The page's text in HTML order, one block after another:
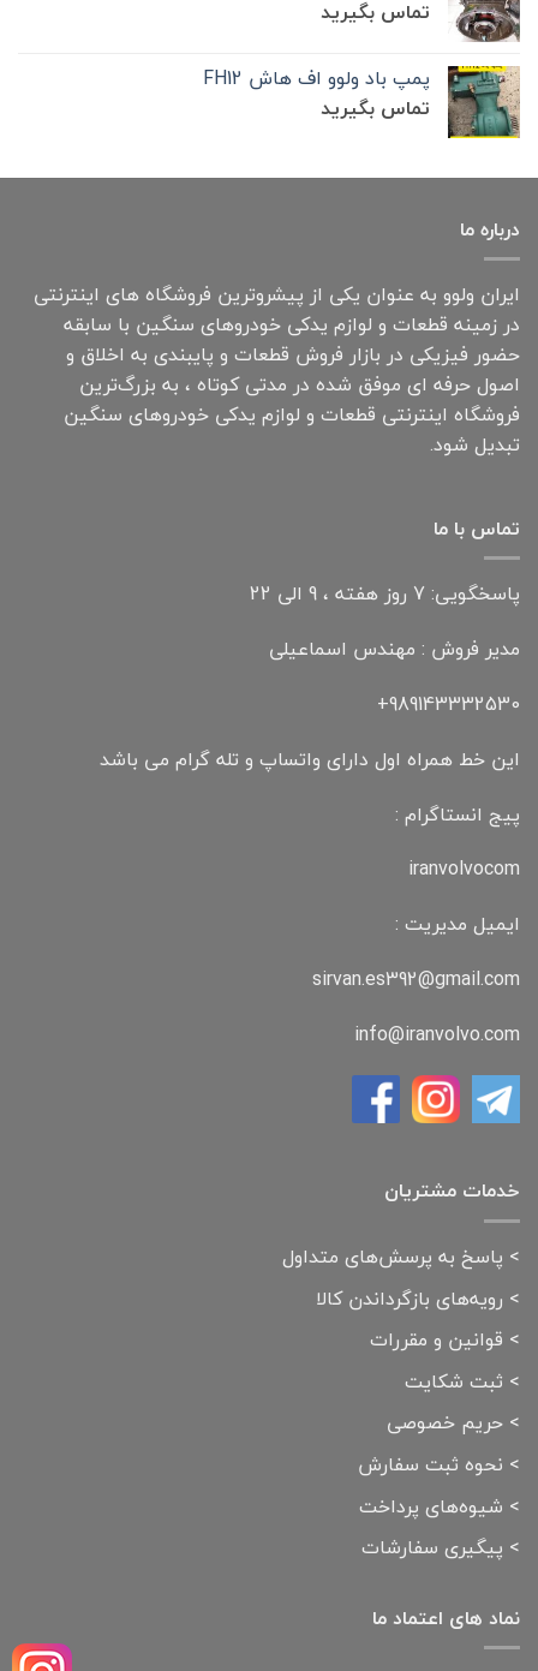
تماس بگیرید
پمپ باد ولوو اف هاش FH12
تماس بگیرید
درباره ما
ایران ولوو به عنوان یکی از پیشروترین فروشگاه های اینترنتی
در زمینه قطعات و لوازم یدکی خودروهای سنگین با سابقه
حضور فیزیکی در بازار فروش قطعات و پایبندی به اخلاق و
اصول حرفه ای موفق شده در مدتی کوتاه ، به بزرگ‌ترین
فروشگاه اینترنتی قطعات و لوازم یدکی خودروهای سنگین
تبدیل شود.
تماس با ما
پاسخگویی: 7 روز هفته ، 9 الی 22
مدیر فروش : مهندس اسماعیلی
989143332530+
این خط همراه اول دارای واتساپ و تله گرام می باشد
پیج انستاگرام :
iranvolvocom
ایمیل مدیریت :
sirvan.es392@gmail.com
info@iranvolvo.com
خدمات مشتریان
> پاسخ به پرسش‌های متداول
> رویه‌های بازگرداندن کالا
> قوانین و مقررات
> ثبت شکایت
> حریم خصوصی
> نحوه ثبت سفارش
> شیوه‌های پرداخت
> پیگیری سفارشات
نماد های اعتماد ما